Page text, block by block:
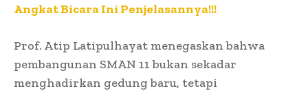
Angkat Bicara Ini Penjelasannya!!!
Prof. Atip Latipulhayat menegaskan bahwa
pembangunan SMAN 11 bukan sekadar
menghadirkan gedung baru, tetapi